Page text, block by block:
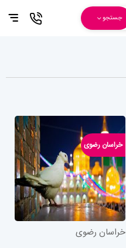
جستجو
خراسان رضوی
خراسان رضوی